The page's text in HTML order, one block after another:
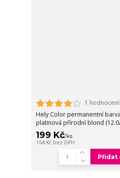
1 hodnocení
Hely Color permanentní
platinová přírodní blond
199 Kč/ks
164 Kč bez DPH
Přidat